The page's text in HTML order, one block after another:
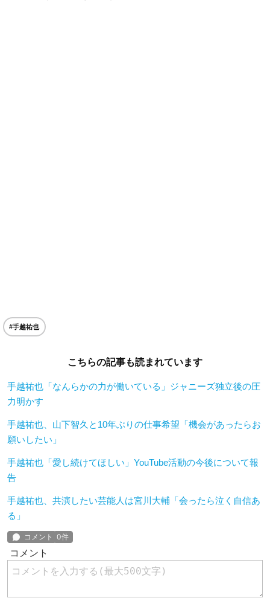
#手越祐也
こちらの記事も読まれています
手越祐也「なんらかの力が働いている」ジャニーズ独立後の圧
力明かす
手越祐也、山下智久と10年ぶりの仕事希望「機会があったらお
願いしたい」
手越祐也「愛し続けてほしい」YouTube活動の今後について報
告
手越祐也、共演したい芸能人は宮川大輔「会ったら泣く自信あ
る」